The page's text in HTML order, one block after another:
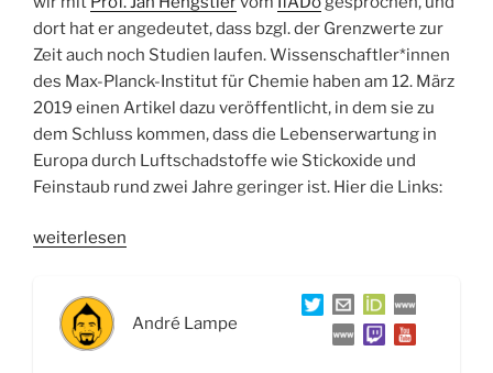
dort hat er angedeutet, dass bzgl. der Grenzwerte zur
Zeit auch noch Studien laufen. Wissenschaftler*innen
des Max-Planck-Institut für Chemie haben am 12. März
2019 einen Artikel dazu veröffentlicht, in dem sie zu
dem Schluss kommen, dass die Lebenserwartung in
Europa durch Luftschadstoffe wie Stickoxide und
Feinstaub rund zwei Jahre geringer ist. Hier die Links:
„WSR012
von
Proteinen
weiterlesen
André Lampe